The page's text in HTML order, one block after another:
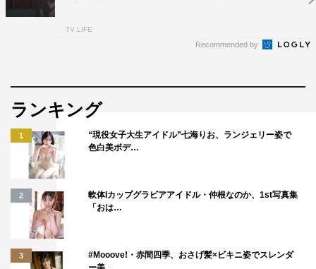
エレン・イェーガー：梶裕貴
ヒストリア・レイス：三上枝織
ジャン・キルシュタイン：谷山紀章
ライナー・ブラウン：細谷佳正
ハンジ・ゾエ：朴ろ美
リヴァイ：神谷浩史
ジーク：子安武人
©諫山創・講談社／「進撃の巨人」The Final Season製作
委員会
TV LIFE
Recommended by
ランキング
1
“現役女子大生アイドル”七海りお、ランジェリー姿で
色白美ボデ…
2
軟体Iカップグラビアアイドル・仲根なのか、1st写真集
「おは…
3
#Mooove!・赤間四季、おさげ髪×ビキニ姿でスレンダ